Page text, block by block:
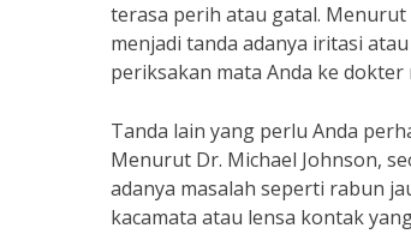
terasa perih atau gatal. Menurut
menjadi tanda adanya iritasi
periksakan mata Anda ke
Tanda lain yang perlu Anda
Menurut Dr. Michael Johnson,
adanya masalah seperti rabun
kacamata atau lensa kontak